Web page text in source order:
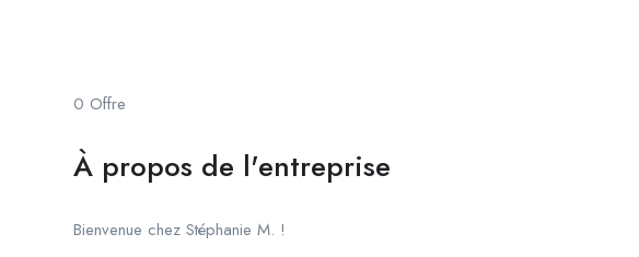
0 Offre
À propos de l'entreprise
Bienvenue chez Stéphanie M. !